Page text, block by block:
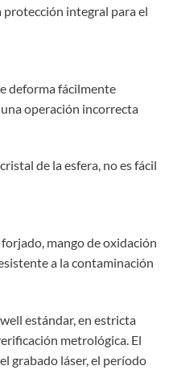
integral para el
deforma fácilmente
operación incorrecta
de la esfera, no es fácil
mango de oxidación
a la contaminación
estándar, en estricta
metrológica. El
grabado láser, el período